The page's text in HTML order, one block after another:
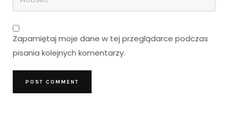
Zapamiętaj moje dane w tej przeglądarce podczas
pisania kolejnych komentarzy.